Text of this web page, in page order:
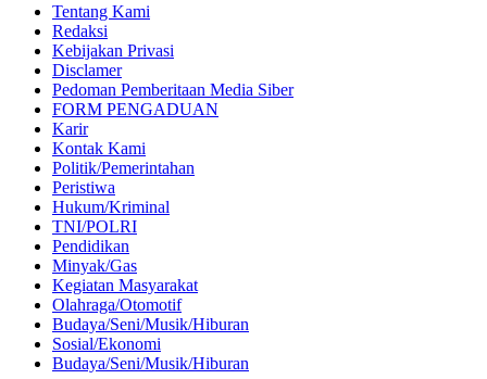
Tentang Kami
Redaksi
Kebijakan Privasi
Disclamer
Pedoman Pemberitaan Media Siber
FORM PENGADUAN
Karir
Kontak Kami
Politik/Pemerintahan
Peristiwa
Hukum/Kriminal
TNI/POLRI
Pendidikan
Minyak/Gas
Kegiatan Masyarakat
Olahraga/Otomotif
Budaya/Seni/Musik/Hiburan
Sosial/Ekonomi
Budaya/Seni/Musik/Hiburan